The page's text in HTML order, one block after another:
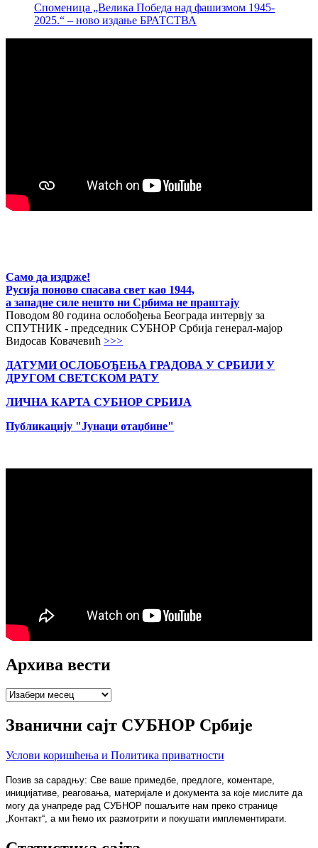
Споменица „Велика Победа над фашизмом 1945-
2025.“ – ново издање БРАТСТВА
Само да издрже!
Русија поново спасава свет као 1944,
а западне силе нешто ни Србима не праштају
Поводом 80 година ослобођења Београда интервју за
СПУТНИК - председник СУБНОР Србија генерал-мајор
Видосав Ковачевић >>>
ДАТУМИ ОСЛОБОЂЕЊА ГРАДОВА У СРБИЈИ У
ДРУГОМ СВЕТСКОМ РАТУ
ЛИЧНА КАРТА СУБНОР СРБИЈА
Публикацију "Јунаци отаџбине"
Архива вести
Архива
Званични сајт СУБНОР Србије
Услови коришћења и Политика приватности
Позив за сарадњу: Све ваше примедбе, предлоге, коментаре,
иницијативе, реаговања, материјале и документа за које мислите да
могу да унапреде рад СУБНОР пошаљите нам преко странице
„Контакт“, а ми ћемо их размотрити и покушати имплементирати.